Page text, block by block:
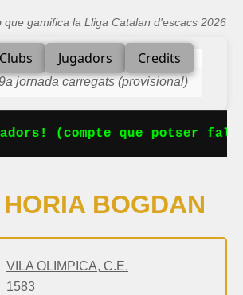
que gamifica la Lliga Catalan d'escacs 2026
Clubs Jugadors Credits
jornada carregats (provisional)
(compte que potser
BOGDAN
VILA OLIMPICA, C.E.
1583